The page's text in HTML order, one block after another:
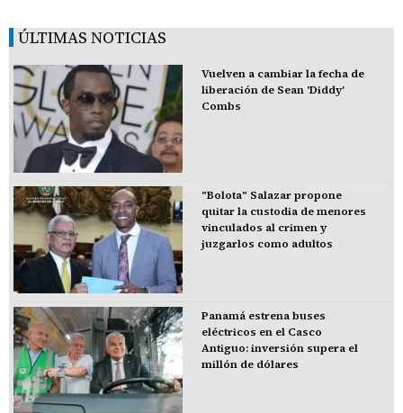
ÚLTIMAS NOTICIAS
Vuelven a cambiar la fecha de
liberación de Sean 'Diddy'
Combs
"Bolota" Salazar propone
quitar la custodia de menores
vinculados al crimen y
juzgarlos como adultos
Panamá estrena buses
eléctricos en el Casco
Antiguo: inversión supera el
millón de dólares